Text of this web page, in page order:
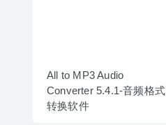
All to MP3 Audio
Converter 5.4.1-音频格式
转换软件